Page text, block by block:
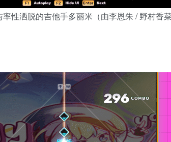
性洒脱的吉他手多丽米（由李恩朱 / 野村香